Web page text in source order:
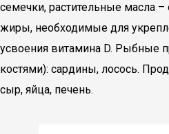
семечки, растительные масла
жиры, необходимые для
усвоения витамина D. Рыбные
костями): сардины, лосось.
сыр, яйца, печень.